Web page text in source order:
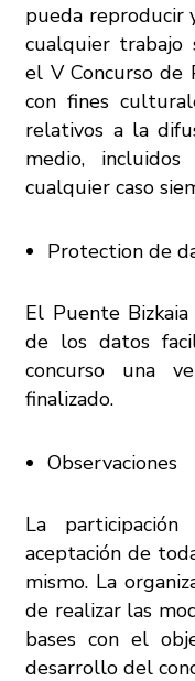
pueda reproducir
cualquier trabajo
el V Concurso de
con fines
relativos a la
medio,
cualquier caso
Protection de
El Puente
de los datos
concurso una
finalizado.
Observaciones
La
aceptación de
mismo. La
de realizar las
bases con el
desarrollo del